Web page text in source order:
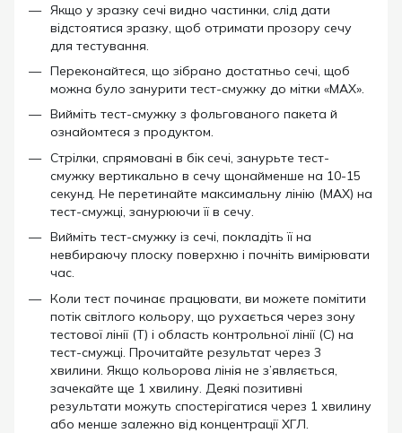
Якщо у зразку сечі видно частинки, слід дати
відстоятися зразку, щоб отримати прозору сечу
для тестування.
Переконайтеся, що зібрано достатньо сечі, щоб
можна було занурити тест-смужку до мітки «МАХ».
Вийміть тест-смужку з фольгованого пакета й
ознайомтеся з продуктом.
Стрілки, спрямовані в бік сечі, занурьте тест-
смужку вертикально в сечу щонайменше на 10-15
секунд. Не перетинайте максимальну лінію (MAX) на
тест-смужці, занурюючи її в сечу.
Вийміть тест-смужку із сечі, покладіть її на
невбираючу плоску поверхню і почніть вимірювати
час.
Коли тест починає працювати, ви можете помітити
потік світлого кольору, що рухається через зону
тестової лінії (T) і область контрольної лінії (C) на
тест-смужці. Прочитайте результат через 3
хвилини. Якщо кольорова лінія не з’являється,
зачекайте ще 1 хвилину. Деякі позитивні
результати можуть спостерігатися через 1 хвилину
або менше залежно від концентрації ХГЛ.